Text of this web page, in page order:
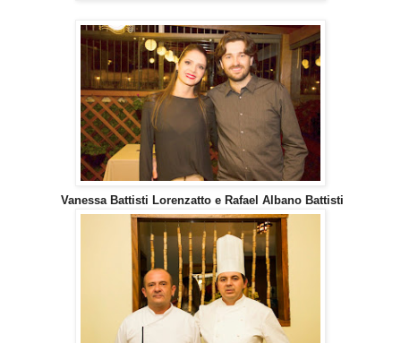
Vanessa Battisti Lorenzatto e Rafael Albano Battisti